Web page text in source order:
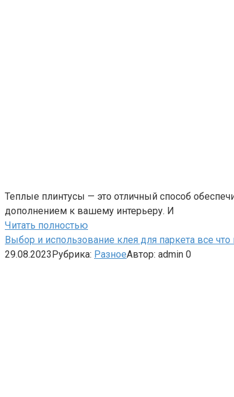
Теплые плинтусы — это отличный способ
дополнением к вашему интерьеру. И
Читать полностью
Выбор и использование клея для паркета все что
29.08.2023Рубрика: РазноеАвтор: admin 0